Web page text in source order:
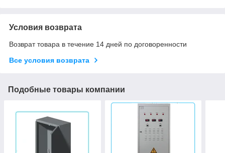
Условия возврата
Возврат товара в течение 14 дней по договоренности
Все условия возврата
Подобные товары компании